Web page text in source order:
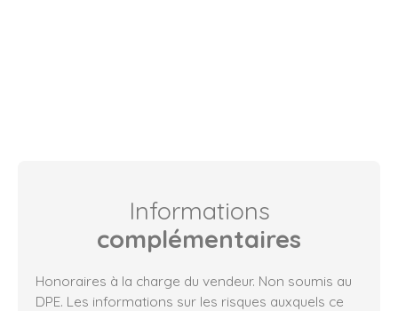
Informations
complémentaires
Honoraires à la charge du vendeur. Non soumis au
DPE. Les informations sur les risques auxquels ce